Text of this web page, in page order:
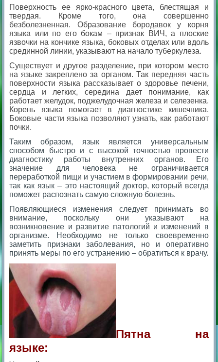
Поверхность ее ярко-красного цвета, блестящая и
твердая. Кроме того, она совершенно
безболезненная. Образование бородавок у корня
языка или по его бокам – признак ВИЧ, а плоские
язвочки на кончике языка, боковых отделах или вдоль
срединной линии, указывают на начало туберкулеза.
Существует и другое разделение, при котором место
на языке закреплено за органом. Так передняя часть
поверхности языка рассказывает о здоровье печени,
сердца и легких, середина дает понимание, как
работает желудок, поджелудочная железа и селезенка.
Корень языка помогает в диагностике кишечника.
Боковые части языка позволяют узнать, как работают
почки.
Таким образом, язык является универсальным
способом быстро и с высокой точностью провести
диагностику работы внутренних органов. Его
значение для человека не ограничивается
переработкой пищи и участием в формировании речи,
так как язык – это настоящий доктор, который всегда
поможет распознать самую сложную болезнь.
Появляющиеся изменения следует принимать во
внимание, поскольку они указывают на
возникновение и развитие патологий и изменений в
организме. Необходимо не только своевременно
заметить признаки заболевания, но и оперативно
принять меры по его устранению – обратиться к врачу.
Пятна на
языке: